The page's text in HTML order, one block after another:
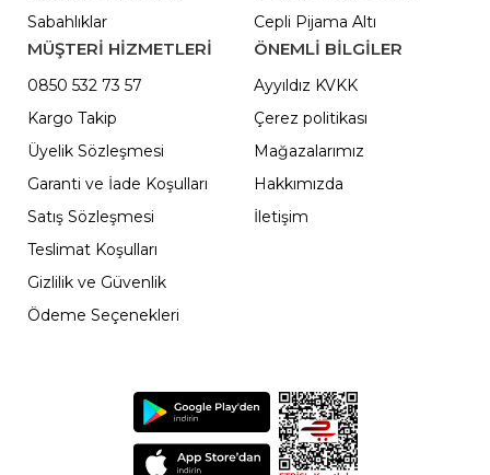
Sabahlıklar
Cepli Pijama Altı
MÜŞTERİ HİZMETLERİ
0850 532 73 57
Kargo Takip
Üyelik Sözleşmesi
Garanti ve İade Koşulları
Satış Sözleşmesi
Teslimat Koşulları
Gizlilik ve Güvenlik
Ödeme Seçenekleri
ÖNEMLI BILGILER
Ayyıldız KVKK
Çerez politikası
Mağazalarımız
Hakkımızda
İletişim